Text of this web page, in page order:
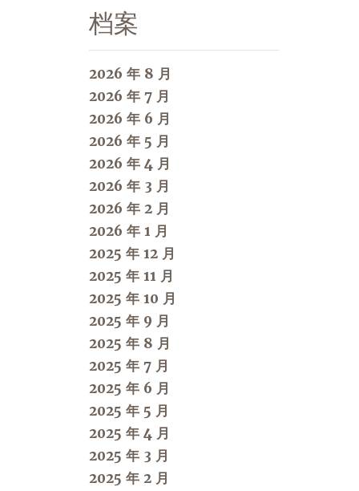
档案
2026 年 8 月
2026 年 7 月
2026 年 6 月
2026 年 5 月
2026 年 4 月
2026 年 3 月
2026 年 2 月
2026 年 1 月
2025 年 12 月
2025 年 11 月
2025 年 10 月
2025 年 9 月
2025 年 8 月
2025 年 7 月
2025 年 6 月
2025 年 5 月
2025 年 4 月
2025 年 3 月
2025 年 2 月